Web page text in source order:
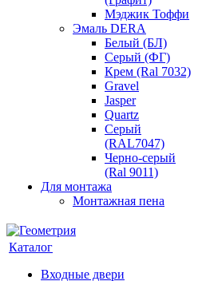
Мэджик Тоффи
Эмаль DERA
Белый (БЛ)
Серый (ФГ)
Крем (Ral 7032)
Gravel
Jasper
Quartz
Серый
(RAL7047)
Черно-серый
(Ral 9011)
Для монтажа
Монтажная пена
Каталог
Входные двери